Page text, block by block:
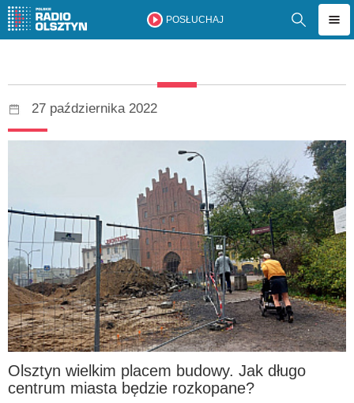
POSŁUCHAJ
27 października 2022
Olsztyn wielkim placem budowy. Jak długo
centrum miasta będzie rozkopane?